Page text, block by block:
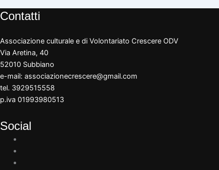
Contatti
Associazione culturale e di Volontariato Crescere ODV
Via Aretina, 40
52010 Subbiano
e-mail: associazionecrescere@gmail.com
tel. 3929515558
p.iva 01993980513
Social